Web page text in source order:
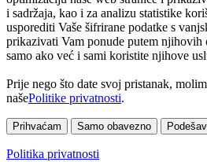
i sadržaja, kao i za analizu statistike
usporediti Vaše šifrirane podatke s
prikazivati Vam ponude putem njihovih
samo ako već i sami koristite njihove
Prije nego što date svoj pristanak,
našePolitike privatnosti.
Prihvaćam Samo obavezno
Politika privatnosti